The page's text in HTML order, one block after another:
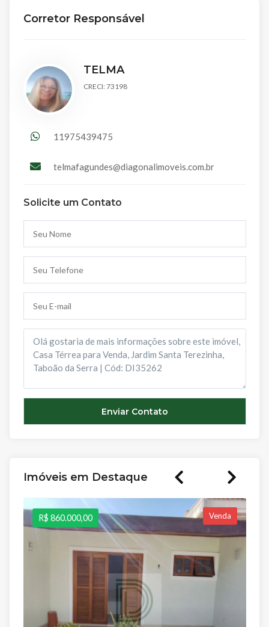
Corretor Responsável
TELMA
CRECI: 73198
11975439475
telmafagundes@diagonalimoveis.com.br
Solicite um Contato
Imóveis em Destaque
R$ 860.000,00 Venda